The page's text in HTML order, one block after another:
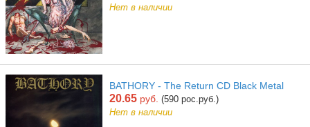
Нет в наличии
BATHORY - The Return CD Black Metal
20.65 руб. (590 рос.руб.)
Нет в наличии